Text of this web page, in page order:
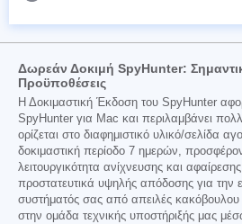
Δωρεάν Δοκιμή SpyHunter:
Προϋποθέσεις
Η Δοκιμαστική Έκδοση του SpyHunter
SpyHunter για Mac και περιλαμβάνει
ορίζεται στο διαφημιστικό υλικό/σελίδα
δοκιμαστική περίοδο 7 ημερών,
λειτουργικότητα ανίχνευσης και
προστατευτικά υψηλής απόδοσης για την
συστήματός σας από απειλές
στην ομάδα τεχνικής υποστήριξής μας